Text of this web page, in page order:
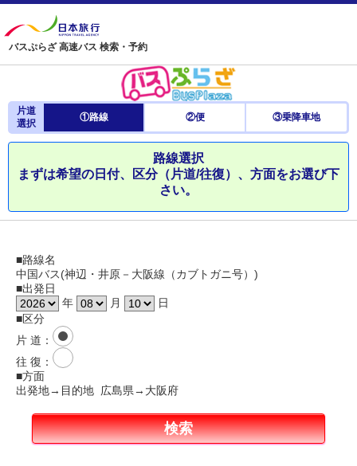
バスぷらざ 高速バス 検索・予約
片道
選択
①路線 ②便 ③乗降車地
路線選択
まずは希望の日付、区分（片道/往復）、方面をお選び下
さい。
■路線名
中国バス(神辺・井原－大阪線（カブトガニ号）)
■出発日
年
月
日
■区分
片 道 ：
往 復 ：
■方面
出発地→目的地 広島県→大阪府